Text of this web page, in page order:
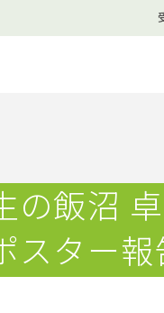
の飯沼
スター報